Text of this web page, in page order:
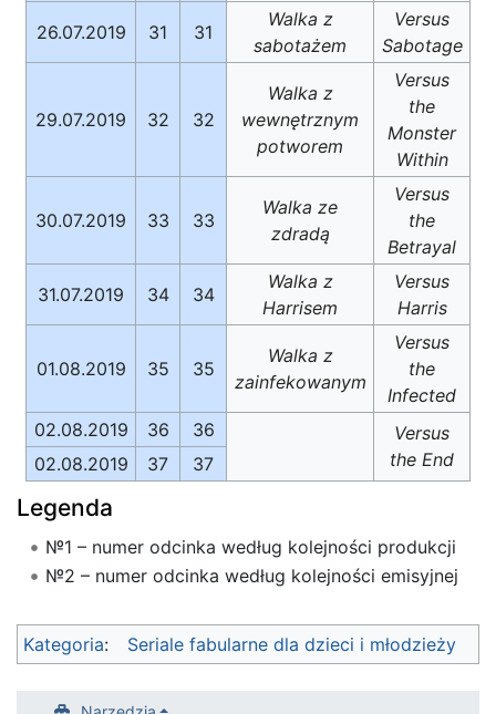
26.07.2019 31 31
Walka z
sabotażem
Versus
Sabotage
29.07.2019 32 32
Walka z
wewnętrznym
potworem
Versus
the
Monster
Within
30.07.2019 33 33
Walka ze
zdradą
Versus
the
Betrayal
31.07.2019 34 34
Walka z
Harrisem
Versus
Harris
01.08.2019 35 35
Walka z
zainfekowanym
Versus
the
Infected
02.08.2019
36 36
Versus
the End
02.08.2019 37 37
Legenda
№1 – numer odcinka według kolejności produkcji
№2 – numer odcinka według kolejności emisyjnej
Kategoria: Seriale fabularne dla dzieci i młodzieży